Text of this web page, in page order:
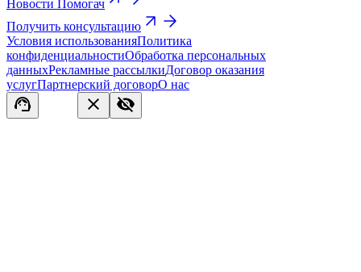
Новости Помогач
Получить консультацию
Условия использованияПолитика
конфиденциальностиОбработка персональных
данныхРекламные рассылкиДоговор оказания
услугПартнерский договорО нас